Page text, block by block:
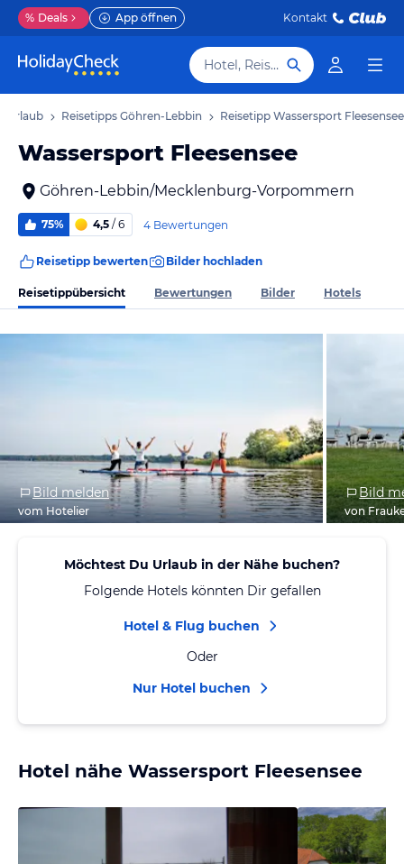
% Deals App öffnen Kontakt
Hotel, Reiseziel
Urlaub Reisetipps Göhren-Lebbin Reisetipp Wassersport Fleesensee
Wassersport Fleesensee
Göhren-Lebbin/Mecklenburg-Vorpommern
75% 4,5 / 6 4 Bewertungen
Reisetipp bewerten Bilder hochladen
Reisetippübersicht Bewertungen Bilder Hotels
Bild melden
vom Hotelier
Bild
von
Möchtest Du Urlaub in der Nähe buchen?
Folgende Hotels könnten Dir gefallen
Hotel & Flug buchen
Oder
Nur Hotel buchen
Hotel nähe Wassersport Fleesensee